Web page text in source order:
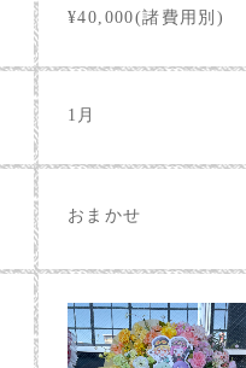
¥40,000(諸費用別)
1月
おまかせ